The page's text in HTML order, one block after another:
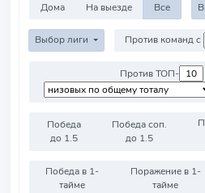
Дома На выезде Все
Выбор лиги Против команд с
Против ТОП-
Победа
до 1.5
Победа соп.
до 1.5
Победа в 1-
тайме
Поражение в 1-
тайме